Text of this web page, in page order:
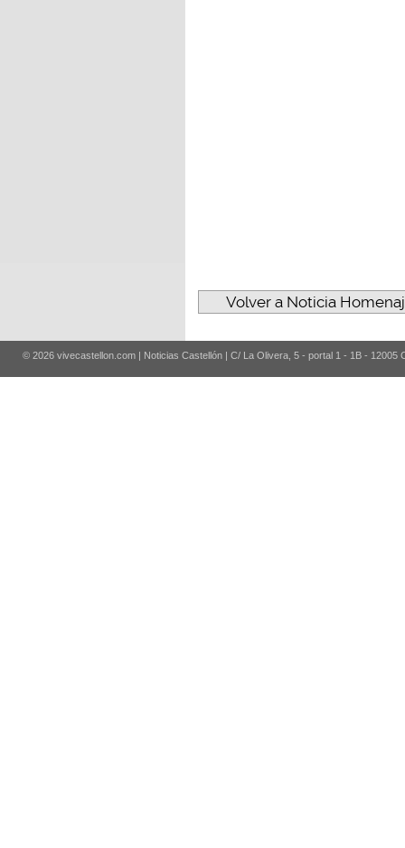
Volver a Noticia
© 2026 vivecastellon.com | Noticias Castellón | C/ La Olivera, 5 - portal 1 - 1B - 12005